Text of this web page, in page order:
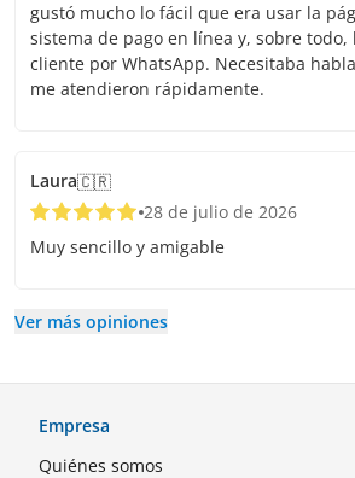
gustó mucho lo fácil que era usar la
sistema de pago en línea y, sobre todo,
cliente por WhatsApp. Necesitaba
me atendieron rápidamente.
Laura🇨🇷
28 de julio de 2026
Muy sencillo y amigable
Ver más opiniones
Empresa
Quiénes somos